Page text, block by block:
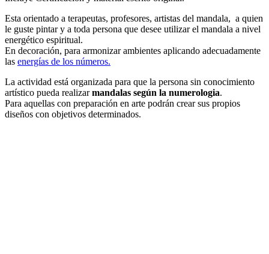
Esta orientado a terapeutas, profesores, artistas del mandala, a quien
le guste pintar y a toda persona que desee utilizar el mandala a nivel
energético espiritual.
En decoración, para armonizar ambientes aplicando adecuadamente
las energías de los números.
La actividad está organizada para que la persona sin conocimiento
artístico pueda realizarmandalas según la numerologia.
Para aquellas con preparación en arte podrán crear sus propios
diseños con objetivos determinados.